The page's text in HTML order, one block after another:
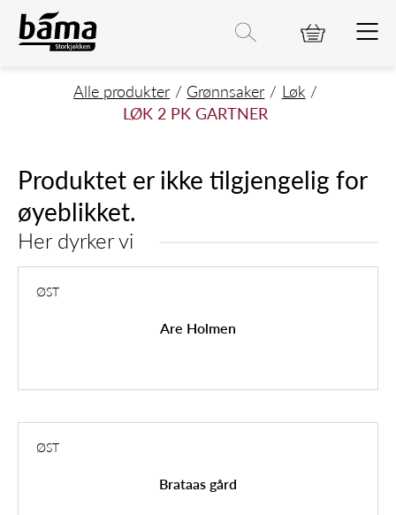
LØK 2 PK GARTNER
Hovedinnhold
Hovedmeny
HovedmenyAlle produkter Grønnsaker
Løk
LØK 2 PK GARTNER
Produktet er ikke tilgjengelig for
øyeblikket.
Her dyrker vi
ØST
Are Holmen
ØST
Brataas gård